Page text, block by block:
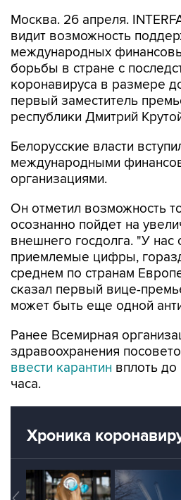
Москва. 26 апреля.
видит возможность
международных
борьбы в стране с
коронавируса в размере
первый заместитель
республики Дмитрий
Белорусские власти
международными
организациями.
Он отметил возможность
осознанно пойдет на
внешнего госдолга. "У нас
приемлемые цифры,
среднем по странам
сказал первый вице-
может быть еще одной
Ранее Всемирная
здравоохранения
ввести карантин вплоть до
часа.
Хроника